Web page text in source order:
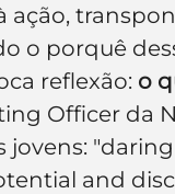
ação,
o porquê
reflexão: o
Officer da
jovens:
and